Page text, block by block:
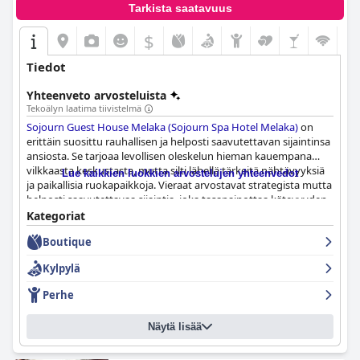
Tarkista saatavuus
$
Tiedot
Yhteenveto arvosteluista
Tekoälyn laatima tiivistelmä
Sojourn Guest House Melaka (Sojourn Spa Hotel Melaka)on
erittäin suosittu rauhallisen ja helposti saavutettavan sijaintinsa
ansiosta. Se tarjoaa levollisen oleskelun hieman kauempana
vilkkaasta keskustasta, mutta silti lähellä tärkeitä nähtävyyksiä
ja paikallisia ruokapaikkoja. Vieraat arvostavat strategista mutta
helposti saavutettavaa sijaintia, joka tasapainottaa kätevyyden
ja paikallisen tunnelman.
Huoneet saavat runsaasti kehuja tilavuudestaan,
mukavuudestaan ja siisteydestään. Ne tarjoavat viihtyisän ja
esteettisesti miellyttävän ympäristön harkituilla
suunnitteluratkaisuilla. Mukavuudet, kuten kylpyammeet
Epsom-suolalla ja limellä, lisäävät yleistä asiakaskokemusta.
Vaikka huoneet ovat yleisesti ottaen hyvin vastaanotettuja,
ajoittain mainitaan meluongelmia ja pieniä puhtauspuutteita.
Lue kaikkien luokkien arvostelujen yhteenvedot
Kategoriat
Boutique
Kylpylä
Perhe
Näytä lisää